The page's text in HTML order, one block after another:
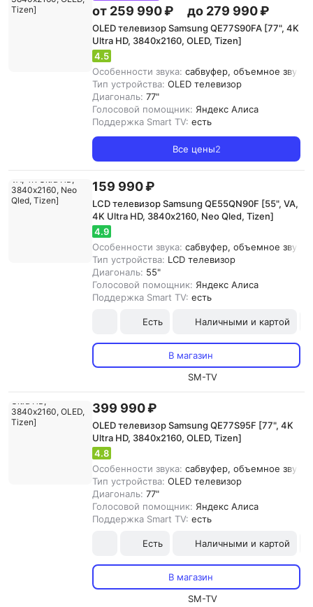
от 259 990 ₽ до 279 990 ₽
OLED телевизор Samsung QE77S90FA [77", 4K
Ultra HD, 3840х2160, OLED, Tizen]
4.5
Особенности звука: сабвуфер, объемное
Тип устройства: OLED телевизор
Диагональ: 77"
Голосовой помощник: Яндекс Алиса
Поддержка Smart TV: есть
Все цены2
159 990 ₽
LCD телевизор Samsung QE55QN90F [55", VA,
4K Ultra HD, 3840х2160, Neo Qled, Tizen]
4.9
Особенности звука: сабвуфер, объемное
Тип устройства: LCD телевизор
Диагональ: 55"
Голосовой помощник: Яндекс Алиса
Поддержка Smart TV: есть
Есть Наличными и картой
В магазин
SM-TV
399 990 ₽
OLED телевизор Samsung QE77S95F [77", 4K
Ultra HD, 3840х2160, OLED, Tizen]
4.8
Особенности звука: сабвуфер, объемное
Тип устройства: OLED телевизор
Диагональ: 77"
Голосовой помощник: Яндекс Алиса
Поддержка Smart TV: есть
Есть Наличными и картой
В магазин
SM-TV